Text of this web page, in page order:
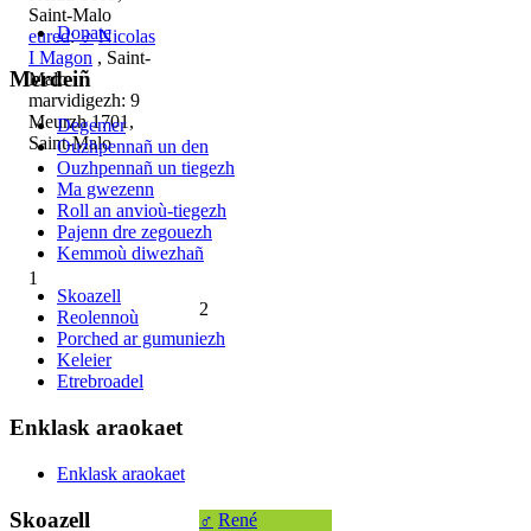
Saint-Malo
eured:♂ Nicolas
I Magon , Saint-
Malo
marvidigezh: 9
Meurzh 1701,
Saint-Malo
1
2
♂ René
Donate
Merdeiñ
Degemer
Ouzhpennañ un den
Ouzhpennañ un tiegezh
Ma gwezenn
Roll an anvioù-tiegezh
Pajenn dre zegouezh
Kemmoù diwezhañ
Skoazell
Reolennoù
Porched ar gumuniezh
Keleier
Etrebroadel
Enklask araokaet
Enklask araokaet
Skoazell